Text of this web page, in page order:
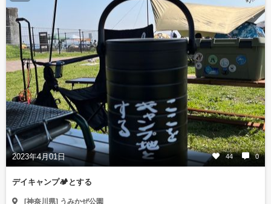
2023年4月01日 44 0
デイキャンプ🏕とする
[神奈川県] うみかぜ公園